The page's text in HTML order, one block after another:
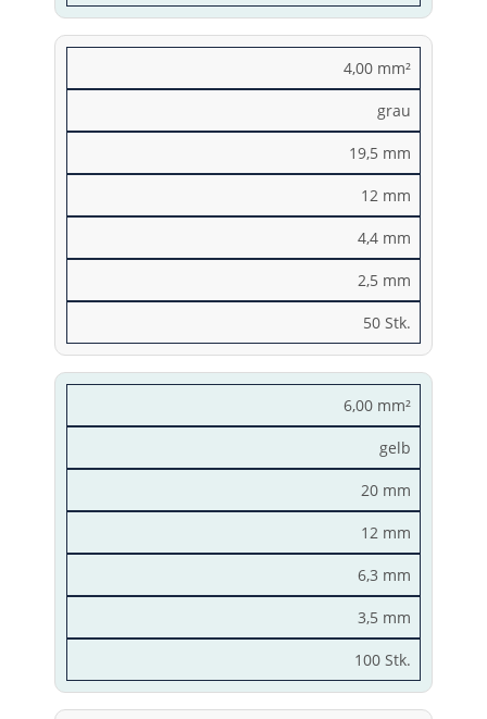
4,00 mm²
grau
19,5 mm
12 mm
4,4 mm
2,5 mm
50 Stk.
6,00 mm²
gelb
20 mm
12 mm
6,3 mm
3,5 mm
100 Stk.